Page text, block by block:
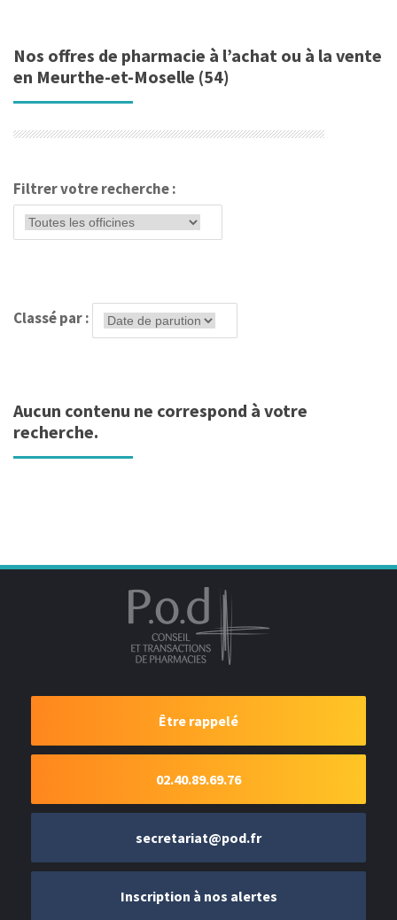
Nos offres de pharmacie à l’achat ou à la vente
en Meurthe-et-Moselle (54)
Filtrer votre recherche :
Classé par :
Aucun contenu ne correspond à votre
recherche.
Être rappelé
02.40.89.69.76
secretariat@pod.fr
Inscription à nos alertes